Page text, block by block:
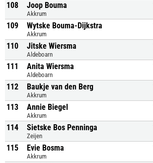
108 Joop Bouma
Akkrum
109 Wytske Bouma-Dijkstra
Akkrum
110 Jitske Wiersma
Aldeboarn
111 Anita Wiersma
Aldeboarn
112 Baukje van den Berg
Akkrum
113 Annie Biegel
Akkrum
114 Sietske Bos Penninga
Zeijen
115 Evie Bosma
Akkrum